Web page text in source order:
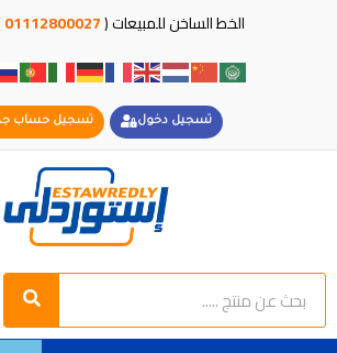
الخط الساخن للمبيعات (01112800027
تسجيل دخول تسجيل حساب
Search